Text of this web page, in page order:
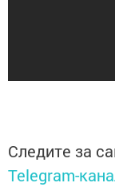
Следите за
Telegram-